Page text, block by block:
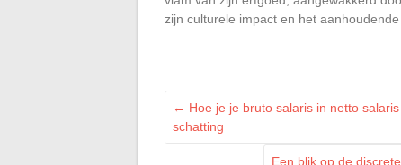
zijn culturele impact en het
← Hoe je je bruto salaris in netto
schatting
Een blik op de